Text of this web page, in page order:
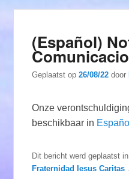
(Español)
Geplaatst op26/08/22 door
Onze
beschikbaar in Español
Dit bericht werd geplaatst
Fraternidad Iesus Caritas